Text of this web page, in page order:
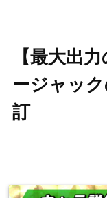
【最大出
ージャッ
訂